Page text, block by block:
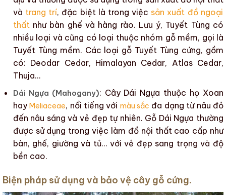
và trang trí, đặc biệt là trong việc sản xuất đồ ngoại
thấtnhư bàn ghế và hàng rào. Lưu ý, Tuyết Tùng có
nhiều loại và cũng có loại thuộc nhóm gỗ mềm, gọi là
Tuyết Tùng mềm. Các loại gỗ Tuyết Tùng cứng, gồm
có: Deodar Cedar, Himalayan Cedar, Atlas Cedar,
Thuja…
Dái Ngựa (Mahogany): Cây Dái Ngựa thuộc họ Xoan
hayMeliaceae, nổi tiếng với màu sắc đa dạng từ nâu đỏ
đến nâu sáng và vẻ đẹp tự nhiên. Gỗ Dái Ngựa thường
được sử dụng trong việc làm đồ nội thấtcao cấp như
bàn, ghế, giường và tủ… với vẻ đẹp sang trọng và độ
bền cao.
Biện pháp sử dụng và bảo vệ cây gỗ cứng.